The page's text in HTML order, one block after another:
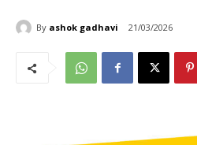
By ashok gadhavi 21/03/2026